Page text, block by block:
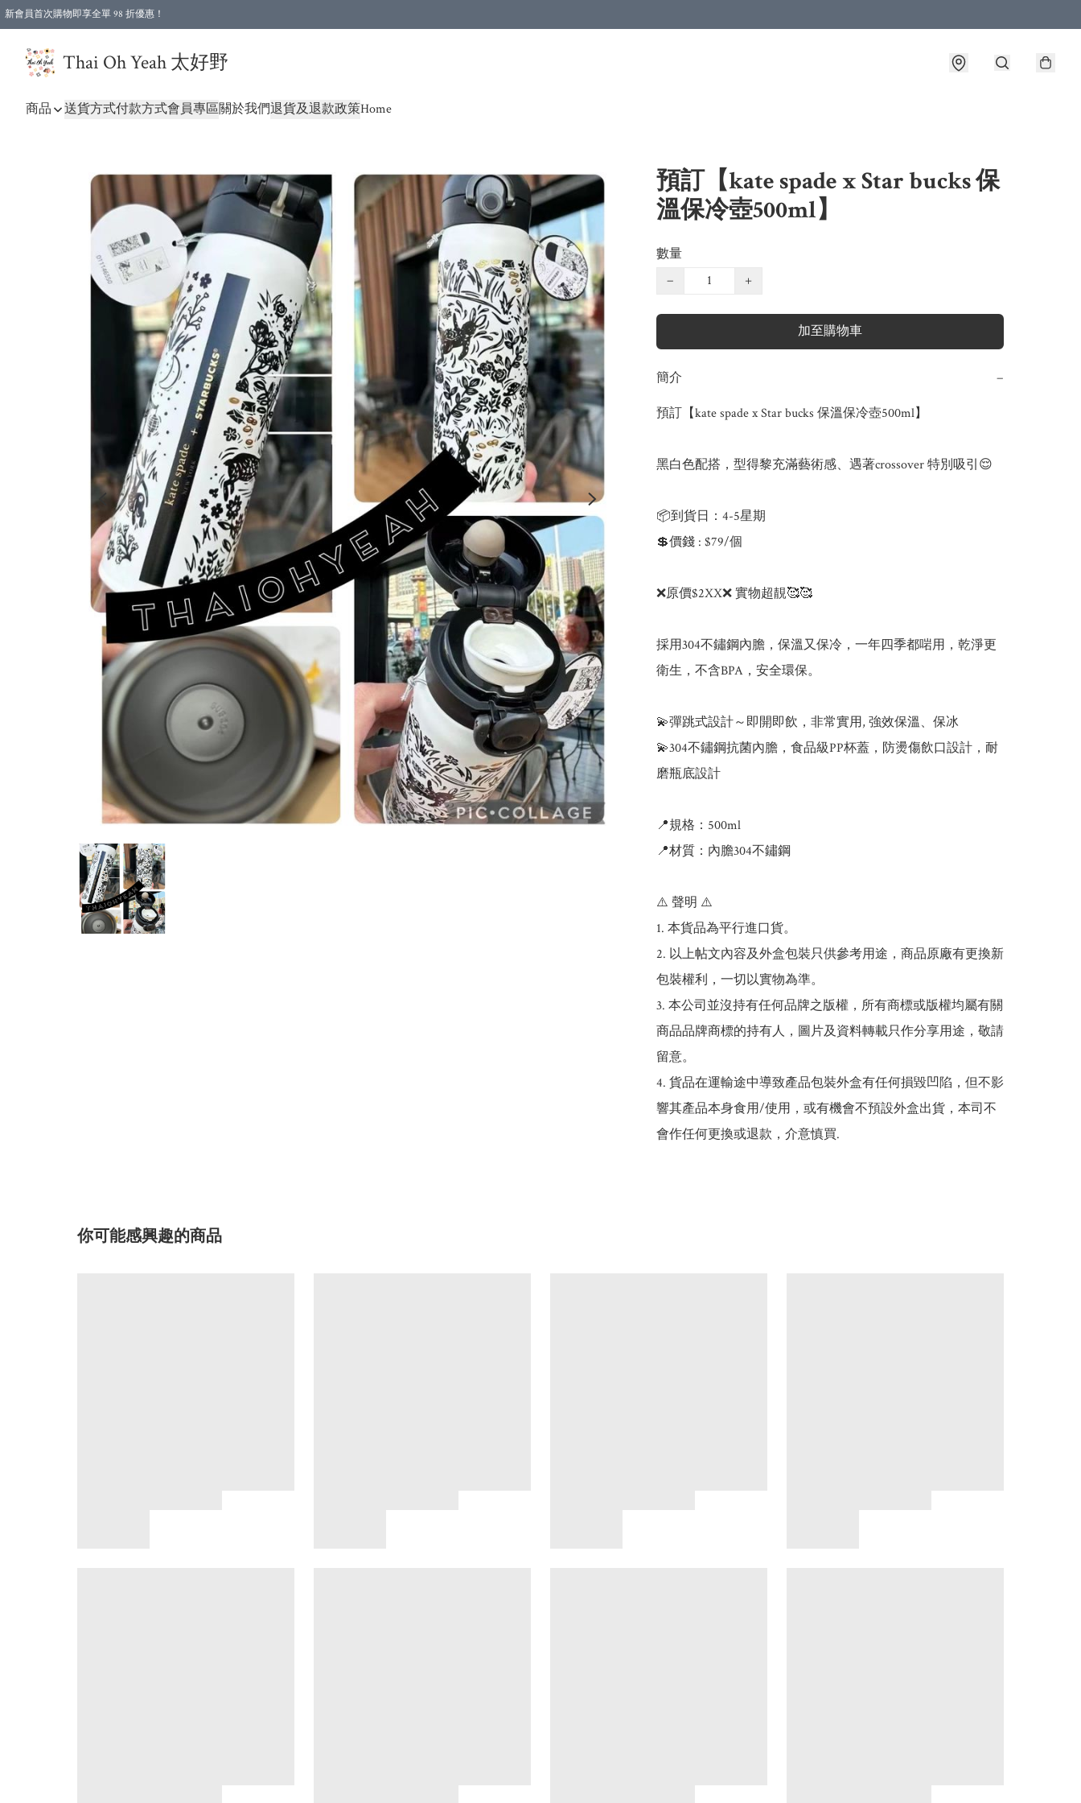
新會員首次購物即享全單 98 折優惠！
Thai Oh Yeah 太好野
商品 送貨方式付款方式會員專區關於我們退貨及退款政策Home
預訂【kate spade x Star bucks 保
溫保冷壺500ml】
數量
−
+
加至購物車
簡介 −
預訂【kate spade x Star bucks 保溫保冷壺500ml】
黑白色配搭，型得黎充滿藝術感、遇著crossover 特別吸引😌
📦到貨日：4-5星期
💲價錢 : $79/個
❌原價$2XX❌ 實物超靚🥰🥰
採用304不鏽鋼內膽，保溫又保冷，一年四季都啱用，乾淨更
衛生，不含BPA，安全環保。
💫彈跳式設計～即開即飲，非常實用, 強效保溫、保冰
💫304不鏽鋼抗菌內膽，食品級PP杯蓋，防燙傷飲口設計，耐
磨瓶底設計
📍規格：500ml
📍材質：內膽304不鏽鋼
⚠️ 聲明 ⚠️
1. 本貨品為平行進口貨。
2. 以上帖文內容及外盒包裝只供參考用途，商品原廠有更換新
包裝權利，一切以實物為準。
3. 本公司並沒持有任何品牌之版權，所有商標或版權均屬有關
商品品牌商標的持有人，圖片及資料轉載只作分享用途，敬請
留意。
4. 貨品在運輸途中導致產品包裝外盒有任何損毀凹陷，但不影
響其產品本身食用/使用，或有機會不預設外盒出貨，本司不
會作任何更換或退款，介意慎買.
你可能感興趣的商品